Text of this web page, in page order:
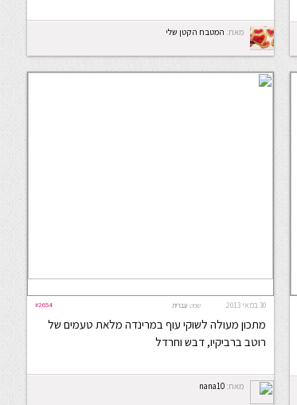
מאת: המטבח הקטן שלי
30 במאי 2013 #2654 שפה: עברית
מתכון מעולה לשוקי עוף במרינדה מלאת טעמים של
רוטב ברביקיו, דבש וחרדל
מאת: nana10